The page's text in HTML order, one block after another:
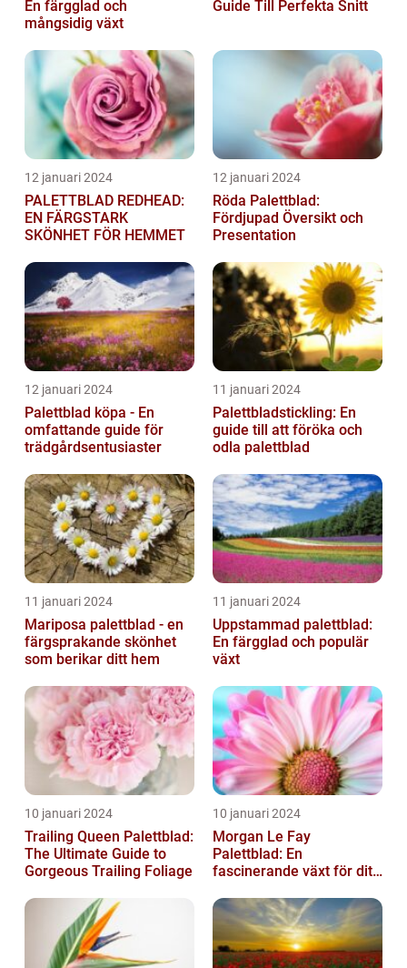
En färgglad och
mångsidig växt
Guide Till Perfekta Snitt
12 januari 2024
PALETTBLAD REDHEAD:
EN FÄRGSTARK
SKÖNHET FÖR HEMMET
12 januari 2024
Röda Palettblad:
Fördjupad Översikt och
Presentation
12 januari 2024
Palettblad köpa - En
omfattande guide för
trädgårdsentusiaster
11 januari 2024
Palettbladstickling: En
guide till att föröka och
odla palettblad
11 januari 2024
Mariposa palettblad - en
färgsprakande skönhet
som berikar ditt hem
11 januari 2024
Uppstammad palettblad:
En färgglad och populär
växt
10 januari 2024
Trailing Queen Palettblad:
The Ultimate Guide to
Gorgeous Trailing Foliage
10 januari 2024
Morgan Le Fay
Palettblad: En
fascinerande växt för ditt